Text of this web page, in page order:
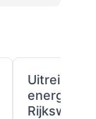
Uitreiking